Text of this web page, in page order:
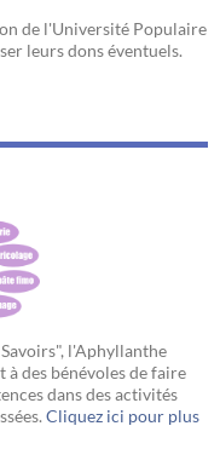
de l'Université Populaire
leurs dons éventuels.
l'Aphyllanthe
des bénévoles de faire
dans des activités
Cliquez ici pour plus